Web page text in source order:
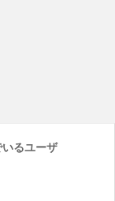
るユーザ